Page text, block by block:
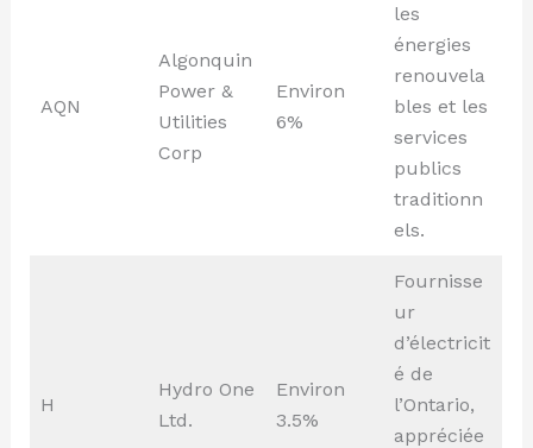
AQN
Algonquin
Power &
Utilities
Corp
Environ
6%
les
énergies
renouvela
bles et les
services
publics
traditionn
els.
H
Hydro One
Ltd.
Environ
3.5%
Fournisse
ur
d’électricit
é de
l’Ontario,
appréciée